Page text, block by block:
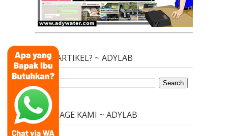
CARI ARTIKEL? ~ ADYLAB
FAN PAGE KAMI ~ ADYLAB